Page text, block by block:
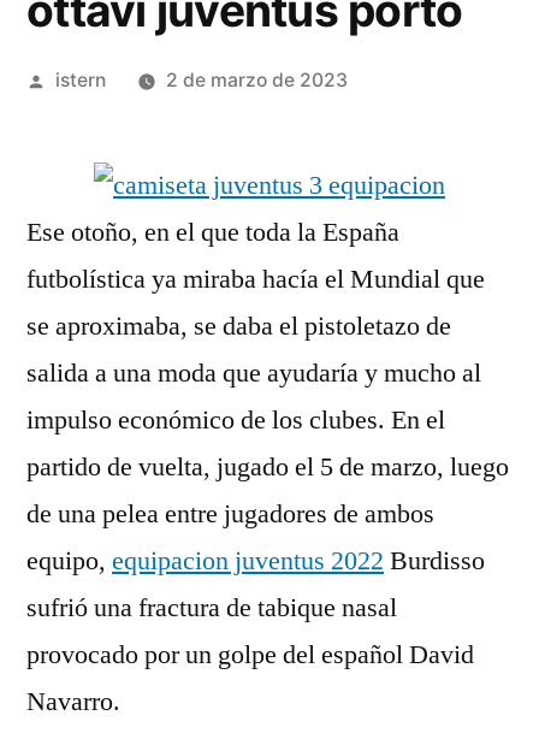
Publicado
istern 2 de marzo de 2023
Ese otoño, en el que toda la España
futbolística ya miraba hacía el Mundial que
se aproximaba, se daba el pistoletazo de
salida a una moda que ayudaría y mucho al
impulso económico de los clubes. En el
partido de vuelta, jugado el 5 de marzo, luego
de una pelea entre jugadores de ambos
equipo, equipacion juventus 2022 Burdisso
sufrió una fractura de tabique nasal
provocado por un golpe del español David
Navarro.